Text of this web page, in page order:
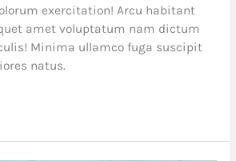
exercitation! Arcu habitant
amet voluptatum nam dictum
Minima ullamco fuga suscipit
natus.